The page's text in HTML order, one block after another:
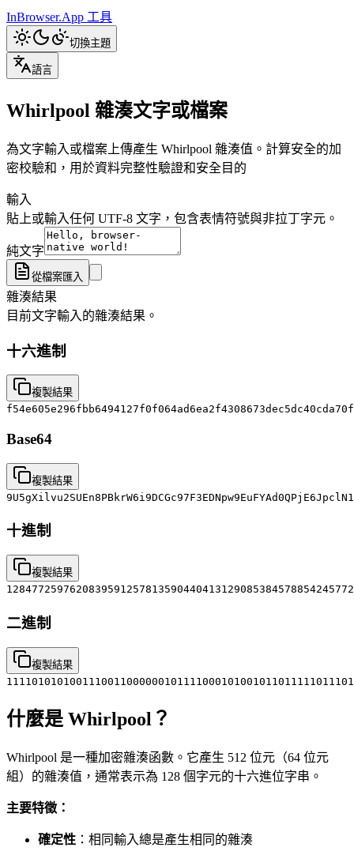
InBrowser.App 工具
切換主題
語言
Whirlpool 雜湊文字或檔案
為文字輸入或檔案上傳產生 Whirlpool 雜湊值。計算安全的加
密校驗和，用於資料完整性驗證和安全目的
輸入
貼上或輸入任何 UTF-8 文字，包含表情符號與非拉丁字元。
純文字
從檔案匯入
雜湊結果
目前文字輸入的雜湊結果。
十六進制
複製結果
Base64
複製結果
十進制
複製結果
二進制
複製結果
什麼是 Whirlpool？
Whirlpool 是一種加密雜湊函數。它產生 512 位元（64 位元
組）的雜湊值，通常表示為 128 個字元的十六進位字串。
主要特徵：
確定性 ：相同輸入總是產生相同的雜湊